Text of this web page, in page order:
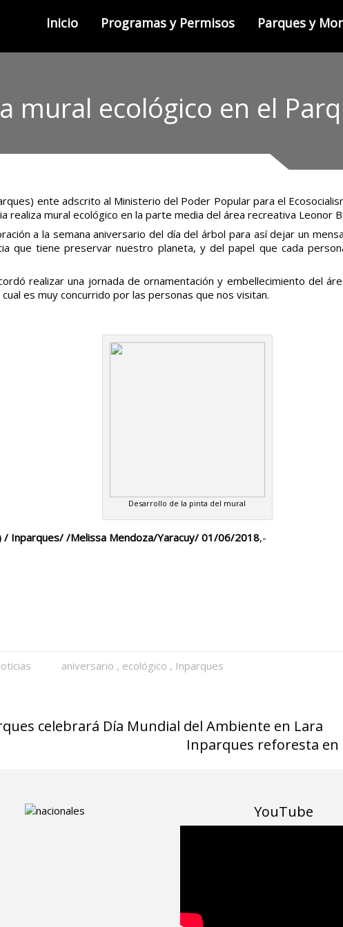
Inicio Programas y Permisos Parques y
mural ecológico en el
ente adscrito al Ministerio del Poder Popular para el
realiza mural ecológico en la parte media del área recreativa Leonor
a la semana aniversario del día del árbol para así dejar un
que tiene preservar nuestro planeta, y del papel que cada
realizar una jornada de ornamentación y embellecimiento del
es muy concurrido por las personas que nos visitan.
Desarrollo de la pinta del mural
/ Inparques/ /Melissa Mendoza/Yaracuy/ 01/06/2018,-
aniversario , ecológico , Inparques
celebrará Día Mundial del Ambiente en Lara
Inparques reforesta en
YouTube